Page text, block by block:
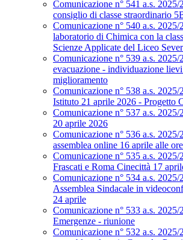
Comunicazione n° 541 a.s.
consiglio di classe straordinario
Comunicazione n° 540 a.s.
laboratorio di Chimica con la
Scienze Applicate del Liceo
Comunicazione n° 539 a.s. 2025/
evacuazione - individuazione
miglioramento
Comunicazione n° 538 a.s. 2025/
Istituto 21 aprile 2026 - Progetto
Comunicazione n° 537 a.s.
20 aprile 2026
Comunicazione n° 536 a.s.
assemblea online 16 aprile alle
Comunicazione n° 535 a.s. 2025/
Frascati e Roma Cinecittà 17
Comunicazione n° 534 a.s.
Assemblea Sindacale in
24 aprile
Comunicazione n° 533 a.s. 2025/
Emergenze - riunione
Comunicazione n° 532 a.s.